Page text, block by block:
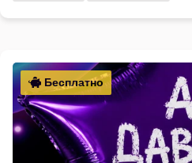
Бесплатно